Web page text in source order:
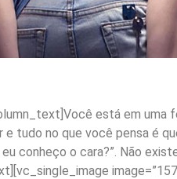
está em uma
tudo no que você pensa é
conheço o cara?”. Não